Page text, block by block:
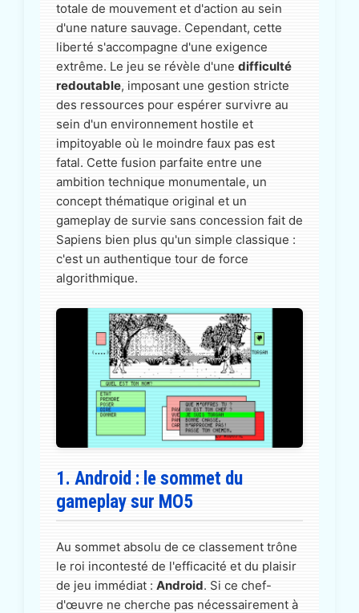
totale de mouvement et d'action au sein
d'une nature sauvage. Cependant, cette
liberté s'accompagne d'une exigence
extrême. Le jeu se révèle d'une difficulté
redoutable, imposant une gestion stricte
des ressources pour espérer survivre au
sein d'un environnement hostile et
impitoyable où le moindre faux pas est
fatal. Cette fusion parfaite entre une
ambition technique monumentale, un
concept thématique original et un
gameplay de survie sans concession fait de
Sapiens bien plus qu'un simple classique :
c'est un authentique tour de force
algorithmique.
1. Android : le sommet du
gameplay sur MO5
Au sommet absolu de ce classement trône
le roi incontesté de l'efficacité et du plaisir
de jeu immédiat : Android. Si ce chef-
d'œuvre ne cherche pas nécessairement à